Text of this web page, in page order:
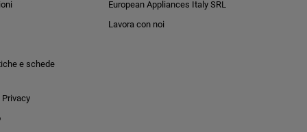
e schede
European Appliances Italy SRL
Lavora con noi